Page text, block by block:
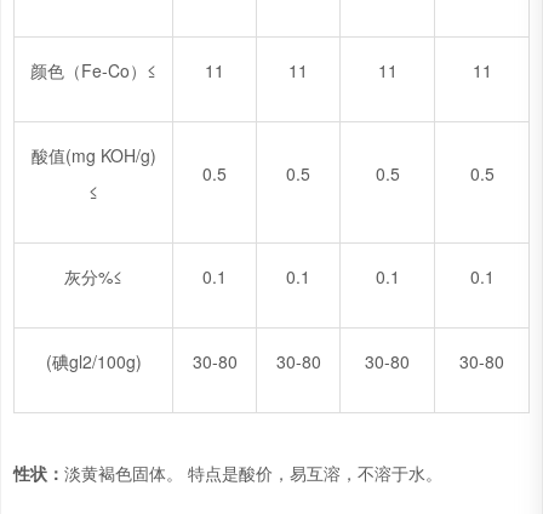
颜色（Fe-Co）≤ 11 11 11 11
酸值(mg KOH/g)
≤
0.5 0.5 0.5 0.5
灰分%≤ 0.1 0.1 0.1 0.1
(碘gl2/100g) 30-80 30-80 30-80 30-80
性状： 淡黄褐色固体。 特点是酸价，易互溶，不溶于水。